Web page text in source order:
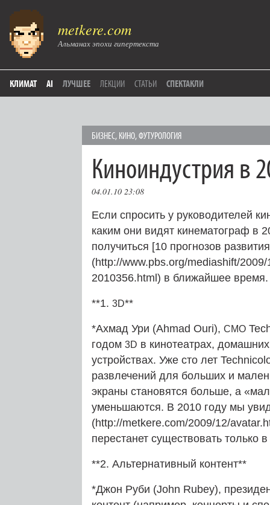
metkere.com
Альманах эпохи гипертекста
КЛИМАТ AI ЛУЧШЕЕ ЛЕКЦИИ СТАТЬИ СПЕКТАКЛИ
БИЗНЕС, КИНО,ФУТУРОЛОГИЯ
Киноиндустрия в
04.01.10 23:08
Если спросить у руководителей
каким они видят кинематограф в
получиться [10 прогнозов
(http://www.pbs.org/mediashift/
2010356.html) в ближайшее время.
**1. 3D**
*Ахмад Ури (Ahmad Ouri), CMO
годом 3D в кинотеатрах,
устройствах. Уже сто лет
развлечений для больших и
экраны становятся больше, а
уменьшаются. В 2010 году мы
(http://metkere.com/2009/12/
перестанет существовать только
**2. Альтернативный контент**
*Джон Руби (John Rubey),